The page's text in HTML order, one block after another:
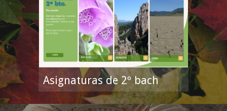
Asignaturas de 2º bach